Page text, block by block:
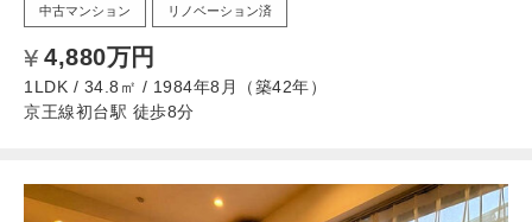
中古マンション リノベーション済
4,880万円
1LDK / 34.8㎡ / 1984年8月（築42年）
京王線初台駅 徒歩8分